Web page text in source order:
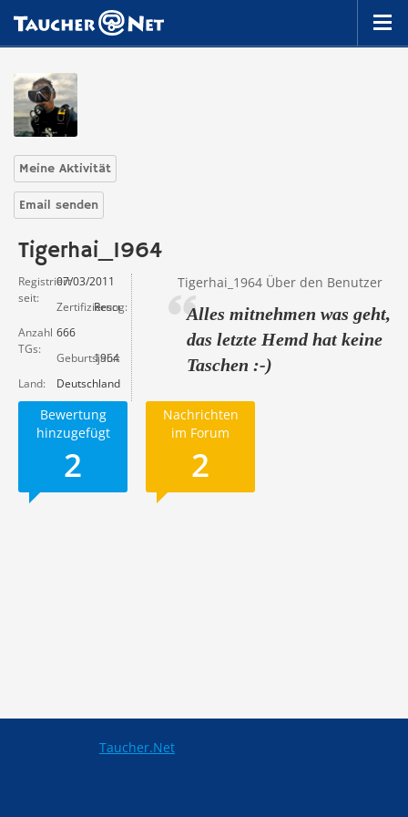
Meine Aktivität
Email senden
Tigerhai_1964
Tigerhai_1964 Über den Benutzer
Alles mitnehmen was geht,
das letzte Hemd hat keine
Taschen :-)
Registriert
seit
07/03/2011
Zertifizierung
Rescue
Anzahl
TGs
666
Geburtsjahr
1964
Land
Deutschland
Bewertung
hinzugefügt
2
Nachrichten
im Forum
2
Taucher.Net